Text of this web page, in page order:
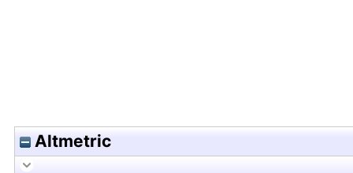
Altmetric